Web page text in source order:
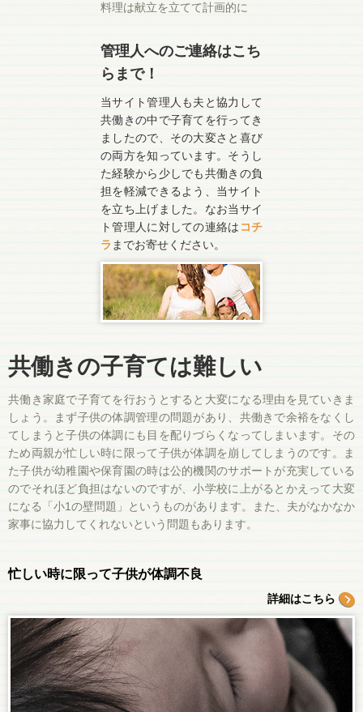
料理は献立を立てて計画的に
管理人へのご連絡はこち
らまで！
当サイト管理人も夫と協力して
共働きの中で子育てを行ってき
ましたので、その大変さと喜び
の両方を知っています。そうし
た経験から少しでも共働きの負
担を軽減できるよう、当サイト
を立ち上げました。なお当サイ
ト管理人に対しての連絡は コチ
ラ までお寄せください。
共働きの子育ては難しい
共働き家庭で子育てを行おうとすると大変になる理由を見ていきま
しょう。まず子供の体調管理の問題があり、共働きで余裕をなくし
てしまうと子供の体調にも目を配りづらくなってしまいます。その
ため両親が忙しい時に限って子供が体調を崩してしまうのです。ま
た子供が幼稚園や保育園の時は公的機関のサポートが充実している
のでそれほど負担はないのですが、小学校に上がるとかえって大変
になる「小1の壁問題」というものがあります。また、夫がなかなか
家事に協力してくれないという問題もあります。
忙しい時に限って子供が体調不良
詳細はこちら